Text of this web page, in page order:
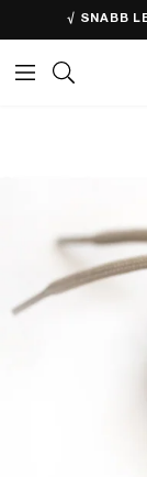
√ SNABB